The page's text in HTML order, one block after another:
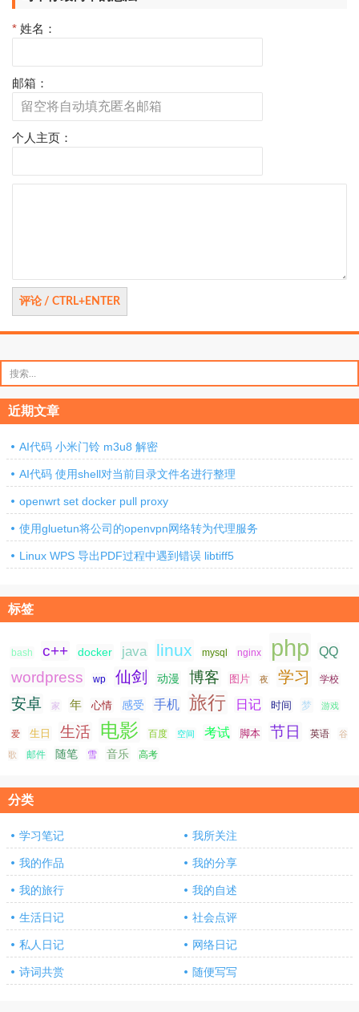
* 姓名：
邮箱：
个人主页：
索：
近期文章
AI代码 小米门铃 m3u8 解密
AI代码 使用shell对当前目录文件名进行整理
openwrt set docker pull proxy
使用gluetun将公司的openvpn网络转为代理服务
Linux WPS 导出PDF过程中遇到错误 libtiff5
标签
bash c++ docker java linux mysql nginx php QQ
wordpress wp 仙剑 动漫 博客 图片 夜 学习 学校
安卓 家 年 心情 感受 手机 旅行 日记 时间 梦 游戏
爱 生日 生活 电影 百度 空间 考试 脚本 节日 英语 谷
歌 邮件 随笔 雪 音乐 高考
分类
学习笔记 我所关注
我的作品 我的分享
我的旅行 我的自述
生活日记 社会点评
私人日记 网络日记
诗词共赏 随便写写